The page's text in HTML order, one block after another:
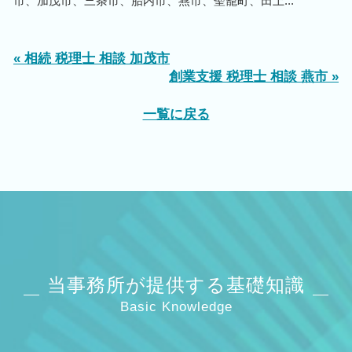
« 相続 税理士 相談 加茂市
創業支援 税理士 相談 燕市 »
一覧に戻る
当事務所が提供する基礎知識
Basic Knowledge